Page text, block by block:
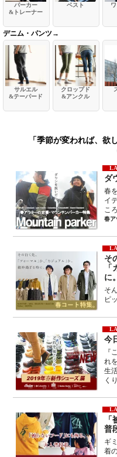
パーカー
&トレーナー
ベスト
デニム・パンツ→
サルエル
&テーパード
クロップド
&アンクル
「季節が変われば、欲
ダ
春
イ
こ
春
そ
に。
そ
ピ
今
『
れ
生
く
普
ギ
着